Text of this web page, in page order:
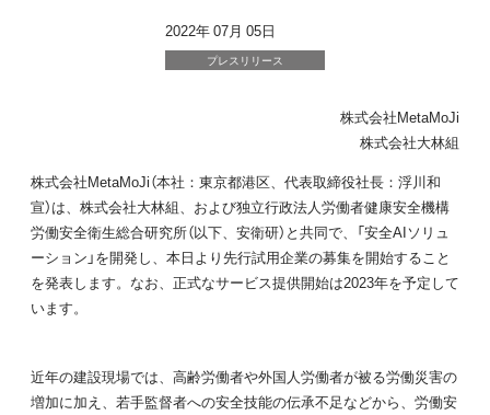
2022年 07月 05日
プレスリリース
株式会社MetaMoJi
株式会社大林組
株式会社MetaMoJi（本社：東京都港区、代表取締役社長：浮川和
宣）は、株式会社大林組、および独立行政法人労働者健康安全機構
労働安全衛生総合研究所（以下、安衛研）と共同で、「安全AIソリュ
ーション」を開発し、本日より先行試用企業の募集を開始すること
を発表します。なお、正式なサービス提供開始は2023年を予定して
います。
近年の建設現場では、高齢労働者や外国人労働者が被る労働災害の
増加に加え、若手監督者への安全技能の伝承不足などから、労働安